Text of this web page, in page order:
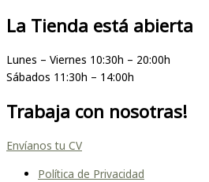
La Tienda está abierta
Lunes – Viernes 10:30h – 20:00h
Sábados 11:30h – 14:00h
Trabaja con nosotras!
Envíanos tu CV
Política de Privacidad